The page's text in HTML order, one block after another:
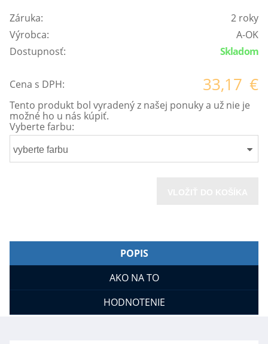
Záruka:
2 roky
Výrobca:
A-OK
Dostupnosť:
Skladom
Cena s DPH: 33,17 €
Tento produkt bol vyradený z našej ponuky a už nie je
možné ho u nás kúpiť.
Vyberte farbu:
vyberte farbu
POPIS
AKO NA TO
HODNOTENIE